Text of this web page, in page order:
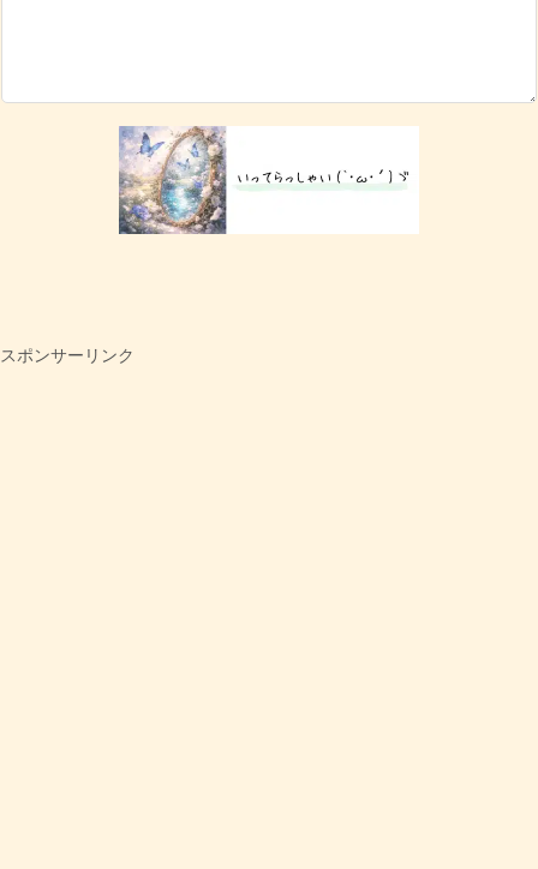
スポンサーリンク